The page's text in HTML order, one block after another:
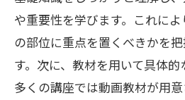
や重要性を学びます。これに
の部位に重点を置くべきかを
す。次に、教材を用いて具体的
多くの講座では動画教材が用